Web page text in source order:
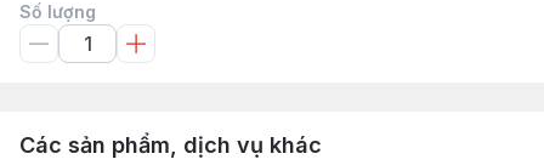
Số lượng
Các sản phẩm, dịch vụ khác